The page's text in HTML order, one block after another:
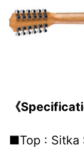
《
■Top : Sitka